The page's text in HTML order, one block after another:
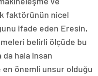
faktörünün nicel
ifade eden Eresin,
belirli ölçüde bu
hala insan
önemli unsur olduğu